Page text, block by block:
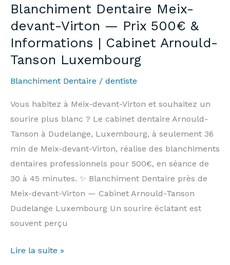
Price
€500
&
Information
Arnould-
Tanson
Practice
Luxembourg
Blanchiment Dentaire Meix-
devant-Virton — Prix 500€ &
Informations | Cabinet Arnould-
Tanson Luxembourg
Blanchiment Dentaire / dentiste
Vous habitez à Meix-devant-Virton et souhaitez un
sourire plus blanc ? Le cabinet dentaire Arnould-
Tanson à Dudelange, Luxembourg, à seulement 36
min de Meix-devant-Virton, réalise des blanchiments
dentaires professionnels pour 500€, en séance de
30 à 45 minutes. ✨ Blanchiment Dentaire près de
Meix-devant-Virton — Cabinet Arnould-Tanson
Dudelange Luxembourg Un sourire éclatant est
souvent perçu
Blanchiment
Lire la suite »